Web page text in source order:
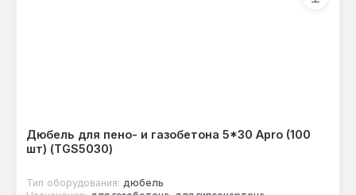
Дюбель для пено- и газобетона 5*30 Apro (100
шт) (TGS5030)
Тип оборудования: дюбель